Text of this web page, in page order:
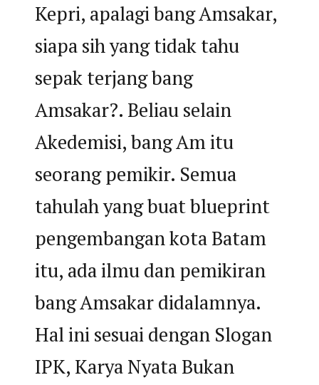
Kepri, apalagi bang Amsakar,
siapa sih yang tidak tahu
sepak terjang bang
Amsakar?. Beliau selain
Akedemisi, bang Am itu
seorang pemikir. Semua
tahulah yang buat blueprint
pengembangan kota Batam
itu, ada ilmu dan pemikiran
bang Amsakar didalamnya.
Hal ini sesuai dengan Slogan
IPK, Karya Nyata Bukan